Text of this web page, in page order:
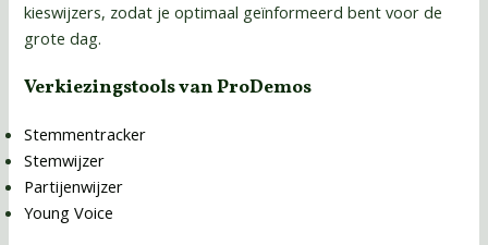
kieswijzers, zodat je optimaal geïnformeerd bent voor de
grote dag.
Verkiezingstools van ProDemos
Stemmentracker
Stemwijzer
Partijenwijzer
Young Voice